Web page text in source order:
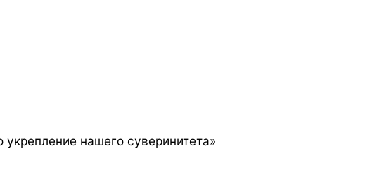
нашего суверинитета»